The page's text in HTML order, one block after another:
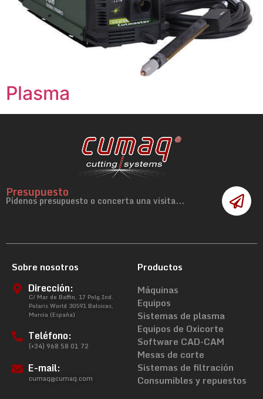
Plasma
Presupuesto
Pídenos presupuesto o concerta una visita...
Sobre nosotros
Dirección:
C/ Mar de Baffin, 17 Polg.Ind.
Polaris World 30591 Balsicas,
Murcia (España)
Teléfono:
(+34) 968 58 01 72
E-mail:
cumaq@cumaq.com
Productos
Máquinas
Equipos
Sistemas de plasma
Equipos de Oxicorte
Software CAD-CAM
Mesas de corte
Sistemas de filtración
Consumibles y repuestos